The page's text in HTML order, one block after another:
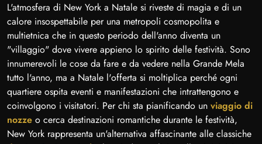
L'atmosfera di New York a Natale si riveste di magia e di un
calore insospettabile per una metropoli cosmopolita e
multietnica che in questo periodo dell'anno diventa un
"villaggio" dove vivere appieno lo spirito delle festività. Sono
innumerevoli le cose da fare e da vedere nella Grande Mela
tutto l'anno, ma a Natale l'offerta si moltiplica perché ogni
quartiere ospita eventi e manifestazioni che intrattengono e
coinvolgono i visitatori. Per chi sta pianificando un viaggio di
nozze o cerca destinazioni romantiche durante le festività,
New York rappresenta un'alternativa affascinante alle classiche